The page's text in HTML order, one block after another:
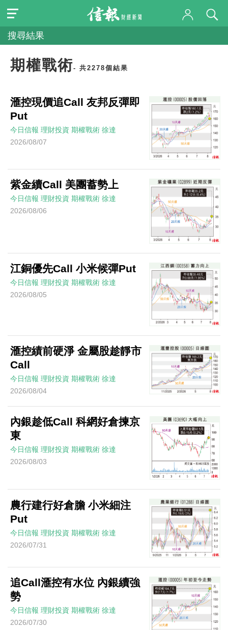
搜尋結果
期權戰術- 共2278個結果
滙控現價追Call 友邦反彈即
Put
今日信報 理財投資 期權戰術 徐達
2026/08/07
紫金續Call 美團蓄勢上
今日信報 理財投資 期權戰術 徐達
2026/08/06
江銅優先Call 小米候彈Put
今日信報 理財投資 期權戰術 徐達
2026/08/05
滙控績前硬淨 金屬股趁靜市
Call
今日信報 理財投資 期權戰術 徐達
2026/08/04
內銀趁低Call 科網好倉揀京
東
今日信報 理財投資 期權戰術 徐達
2026/08/03
農行建行好倉膽 小米細注
Put
今日信報 理財投資 期權戰術 徐達
2026/07/31
追Call滙控有水位 內銀續強
勢
今日信報 理財投資 期權戰術 徐達
2026/07/30